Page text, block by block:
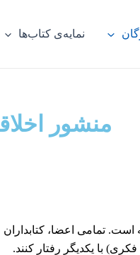
نمایه‌ی کتاب‌ها
منشور
تمامی اعضا،
با یکدیگر رفتار کنند.